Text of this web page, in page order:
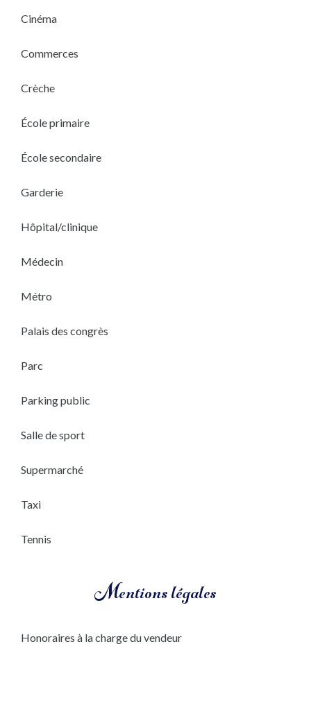
Cinéma
Commerces
Crèche
École primaire
École secondaire
Garderie
Hôpital/clinique
Médecin
Métro
Palais des congrès
Parc
Parking public
Salle de sport
Supermarché
Taxi
Tennis
Mentions légales
Honoraires à la charge du vendeur